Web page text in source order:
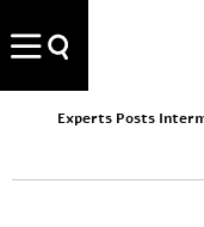
Experts Posts